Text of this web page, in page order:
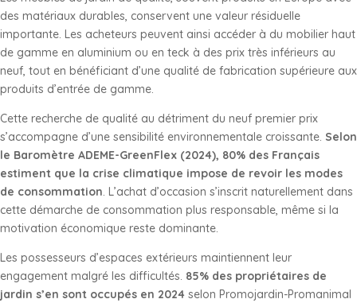
des matériaux durables, conservent une valeur résiduelle
importante. Les acheteurs peuvent ainsi accéder à du mobilier haut
de gamme en aluminium ou en teck à des prix très inférieurs au
neuf, tout en bénéficiant d’une qualité de fabrication supérieure aux
produits d’entrée de gamme.
Cette recherche de qualité au détriment du neuf premier prix
s’accompagne d’une sensibilité environnementale croissante. Selon
le Baromètre ADEME-GreenFlex (2024), 80% des Français
estiment que la crise climatique impose de revoir les modes
de consommation. L’achat d’occasion s’inscrit naturellement dans
cette démarche de consommation plus responsable, même si la
motivation économique reste dominante.
Les possesseurs d’espaces extérieurs maintiennent leur
engagement malgré les difficultés. 85% des propriétaires de
jardin s’en sont occupés en 2024 selon Promojardin-Promanimal